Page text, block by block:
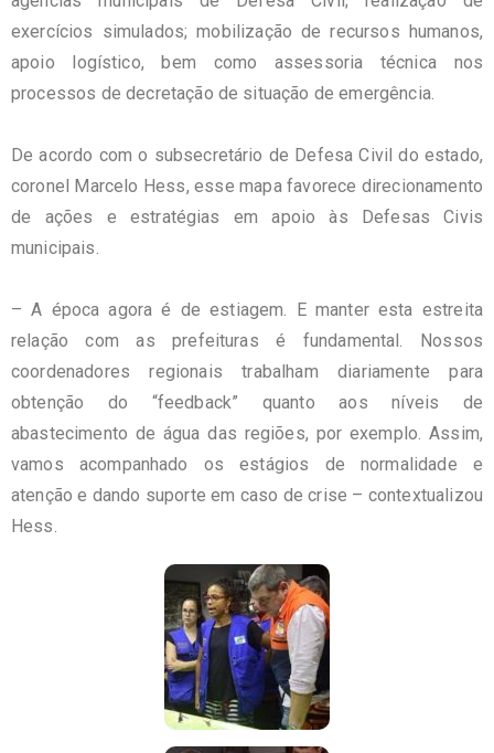
exercícios simulados; mobilização de recursos humanos,
apoio logístico, bem como assessoria técnica nos
processos de decretação de situação de emergência.
De acordo com o subsecretário de Defesa Civil do estado,
coronel Marcelo Hess, esse mapa favorece direcionamento
de ações e estratégias em apoio às Defesas Civis
municipais.
– A época agora é de estiagem. E manter esta estreita
relação com as prefeituras é fundamental. Nossos
coordenadores regionais trabalham diariamente para
obtenção do “feedback” quanto aos níveis de
abastecimento de água das regiões, por exemplo. Assim,
vamos acompanhado os estágios de normalidade e
atenção e dando suporte em caso de crise – contextualizou
Hess.